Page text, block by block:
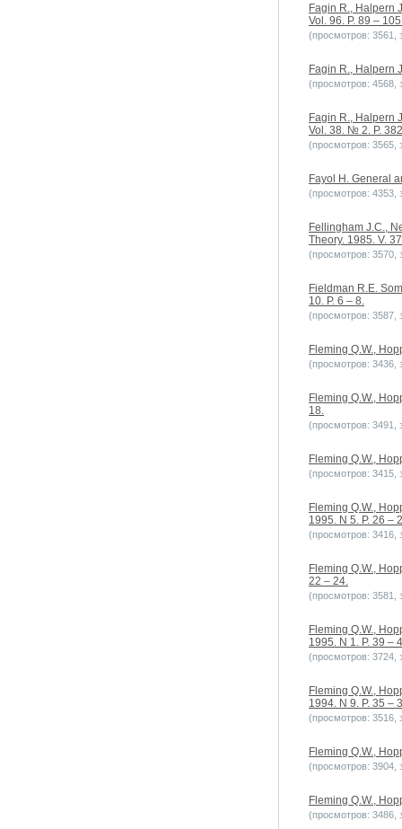
Fagin R., Halpern
Vol. 96. P. 89 –
(просмотров: 3561,
Fagin R., Halpern
(просмотров: 4568,
Fagin R., Halpern
Vol. 38. № 2. P.
(просмотров: 3565,
Fayol H. General
(просмотров: 4353,
Fellingham J.C.,
Theory. 1985. V.
(просмотров: 3570,
Fieldman R.E.
10. P. 6 – 8.
(просмотров: 3587,
Fleming Q.W.,
(просмотров: 3436,
Fleming Q.W.,
18.
(просмотров: 3491,
Fleming Q.W.,
(просмотров: 3415,
Fleming Q.W.,
1995. N 5. P. 26 –
(просмотров: 3416,
Fleming Q.W.,
22 – 24.
(просмотров: 3581,
Fleming Q.W.,
1995. N 1. P. 39 –
(просмотров: 3724,
Fleming Q.W.,
1994. N 9. P. 35 –
(просмотров: 3516,
Fleming Q.W.,
(просмотров: 3904,
Fleming Q.W.,
(просмотров: 3486,